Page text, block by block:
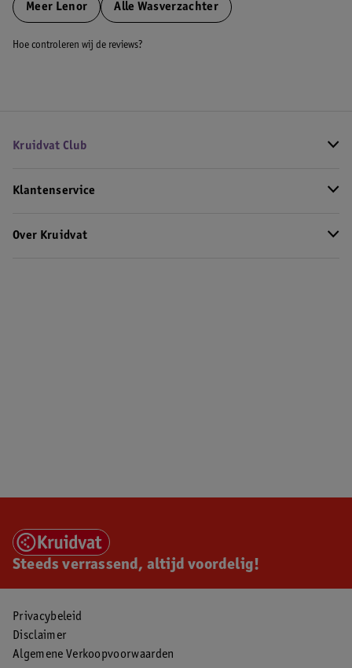
Meer Lenor Alle Wasverzachter
Hoe controleren wij de reviews?
Kruidvat Club
Klantenservice
Over Kruidvat
Steeds verrassend, altijd voordelig!
Privacybeleid
Disclaimer
Algemene Verkoopvoorwaarden